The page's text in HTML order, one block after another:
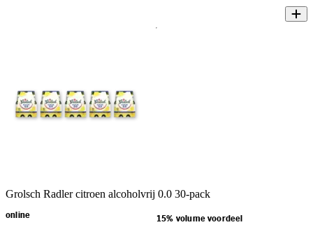
Grolsch Radler citroen alcoholvrij 0.0 30-pack
online 15% volume voordeel